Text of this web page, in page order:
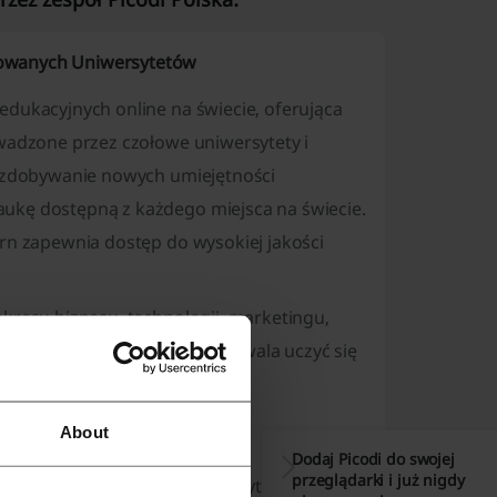
About
Uniwersytetów
online na świecie, oferująca
przez czołowe uniwersytety i
nowych umiejętności
dostępną z każdego miejsca na świecie.
zapewnia dostęp do wysokiej jakości
biznesu, technologii, marketingu,
dziedzin. FutureLearn pozwala uczyć się
uznane uniwersytety, instytucje
Dodaj Picodi do swojej
przeglądarki i już nigdy